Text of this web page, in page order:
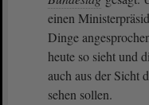
einen
Dinge
heute so sieht und
auch aus der Sicht
sehen sollen.